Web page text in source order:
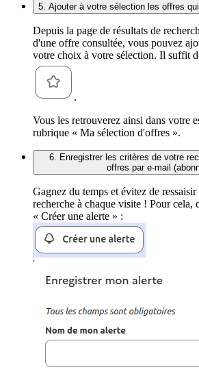
5. Ajouter à votre sélection les offres
Depuis la page de résultats de
d'une offre consultée, vous pouvez
votre choix à votre sélection. Il suffit
.
Vous les retrouverez ainsi dans votre
rubrique « Ma sélection d'offres ».
6. Enregistrer les critères de votre
offres par e-mail
Gagnez du temps et évitez de
recherche à chaque visite ! Pour cela,
« Créer une alerte » :